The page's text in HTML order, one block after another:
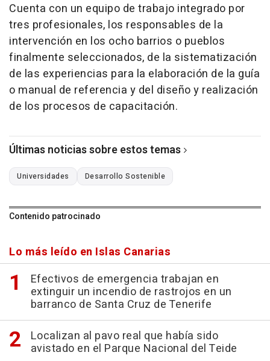
Cuenta con un equipo de trabajo integrado por
tres profesionales, los responsables de la
intervención en los ocho barrios o pueblos
finalmente seleccionados, de la sistematización
de las experiencias para la elaboración de la guía
o manual de referencia y del diseño y realización
de los procesos de capacitación.
Últimas noticias sobre estos temas
Universidades Desarrollo Sostenible
Contenido patrocinado
Lo más leído en Islas Canarias
Efectivos de emergencia trabajan en
extinguir un incendio de rastrojos en un
barranco de Santa Cruz de Tenerife
Localizan al pavo real que había sido
avistado en el Parque Nacional del Teide